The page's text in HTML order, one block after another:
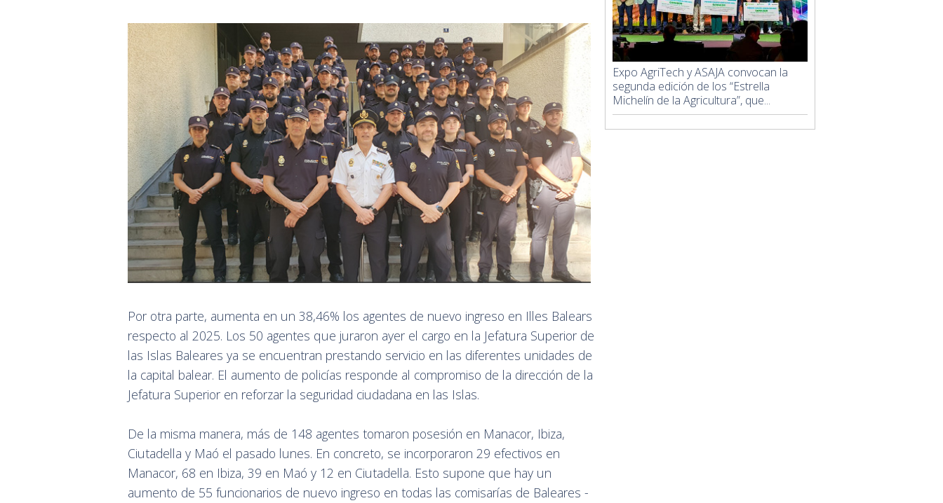
Por otra parte, aumenta en un 38,46% los agentes de nuevo ingreso en Illes Balears
respecto al 2025. Los 50 agentes que juraron ayer el cargo en la Jefatura Superior de
las Islas Baleares ya se encuentran prestando servicio en las diferentes unidades de
la capital balear. El aumento de policías responde al compromiso de la dirección de la
Jefatura Superior en reforzar la seguridad ciudadana en las Islas.
De la misma manera, más de 148 agentes tomaron posesión en Manacor, Ibiza,
Ciutadella y Maó el pasado lunes. En concreto, se incorporaron 29 efectivos en
Manacor, 68 en Ibiza, 39 en Maó y 12 en Ciutadella. Esto supone que hay un
aumento de 55 funcionarios de nuevo ingreso en todas las comisarías de Baleares -
Expo AgriTech y ASAJA convocan la
segunda edición de los “Estrella
Michelín de la Agricultura”, que...